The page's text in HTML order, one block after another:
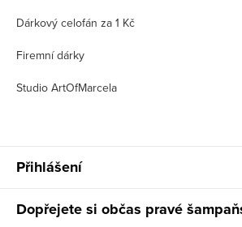
Dárkový celofán za 1 Kč
Firemní dárky
Studio ArtOfMarcela
Přihlášení
Dopřejete si občas pravé